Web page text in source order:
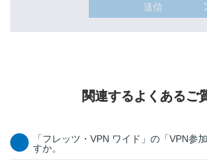
送信
関連するよくあるご
「フレッツ・VPN ワイド」の「VPN参
すか。